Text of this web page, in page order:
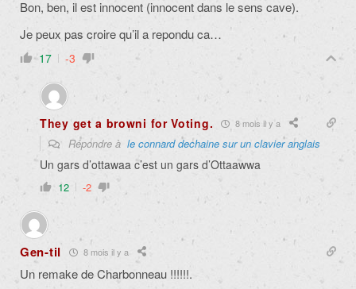
Bon, ben, il est innocent (innocent dans le sens cave).
Je peux pas croire qu’il a repondu ca…
17 -3
They get a browni for Voting. 8 mois il y a
Répondre à le connard dechaine sur un clavier anglais
Un gars d’ottawaa c’est un gars d’Ottaawwa
12 -2
Gen-til 8 mois il y a
Un remake de Charbonneau !!!!!!.